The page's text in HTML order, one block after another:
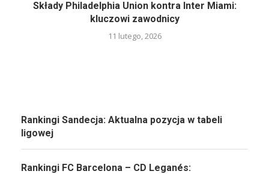
Składy Philadelphia Union kontra Inter Miami:
kluczowi zawodnicy
11 lutego, 2026
Rankingi Sandecja: Aktualna pozycja w tabeli
ligowej
Rankingi FC Barcelona – CD Leganés: